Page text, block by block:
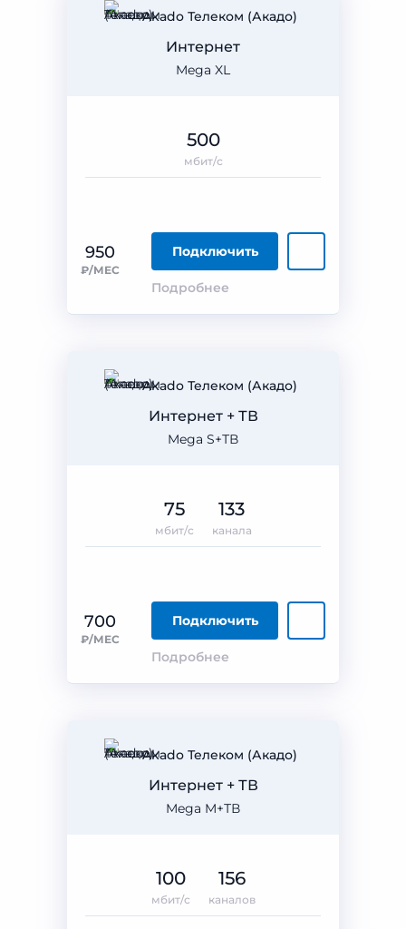
Akado Телеком (Акадо)
Mega XL
Интернет
950
₽/МЕС
Подключить
Подробнее
500
мбит/с
Akado Телеком (Акадо)
Mega S+ТВ
Интернет + ТВ
700
₽/МЕС
Подключить
Подробнее
75
мбит/с
133
канала
Akado Телеком (Акадо)
Mega M+ТВ
Интернет + ТВ
100
мбит/с
156
каналов